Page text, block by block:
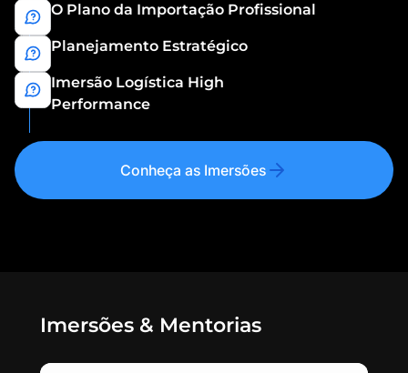
O Plano da Importação Profissional
Planejamento Estratégico
Imersão Logística High
Performance
Conheça as Imersões
Imersões & Mentorias